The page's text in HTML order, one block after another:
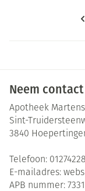
Neem
Apotheek Martens
Sint-
3840
Telefoon:
E-mailadres:
APB nummer: